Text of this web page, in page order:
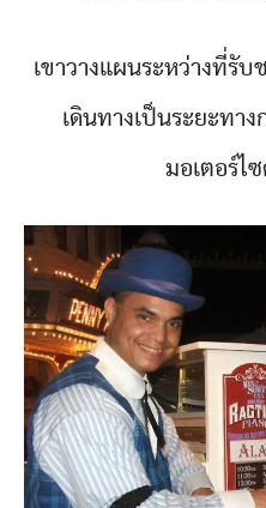
เขาวางแผนระหว่างที่รั
เดินทางเป็นระยะทาง
มอเตอร์ไ